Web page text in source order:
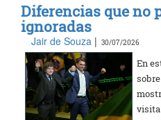
Diferencias que no
ignoradas
Jair de Souza | 30/07/2026
En
visita